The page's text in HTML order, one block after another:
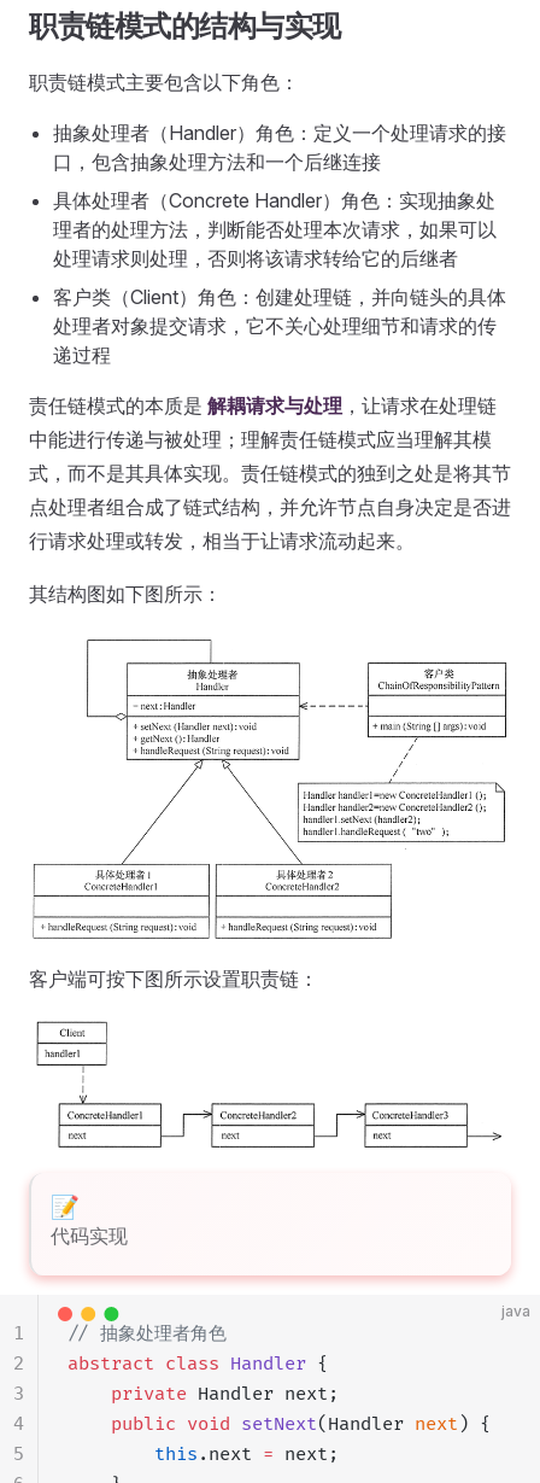
职责链模式的结构与实现
职责链模式主要包含以下角色：
抽象处理者（Handler）角色：定义一个处理请求的接
口，包含抽象处理方法和一个后继连接
具体处理者（Concrete Handler）角色：实现抽象处
理者的处理方法，判断能否处理本次请求，如果可以
处理请求则处理，否则将该请求转给它的后继者
客户类（Client）角色：创建处理链，并向链头的具体
处理者对象提交请求，它不关心处理细节和请求的传
递过程
责任链模式的本质是 解耦请求与处理 ，让请求在处理链
中能进行传递与被处理；理解责任链模式应当理解其模
式，而不是其具体实现。责任链模式的独到之处是将其节
点处理者组合成了链式结构，并允许节点自身决定是否进
行请求处理或转发，相当于让请求流动起来。
其结构图如下图所示：
客户端可按下图所示设置职责链：
代码实现
java
// 抽象处理者角色
abstract class Handler {
    private
Handler next;
    public
void setNext(Handler next ) {
        this
.next = next;
1
2
3
4
5